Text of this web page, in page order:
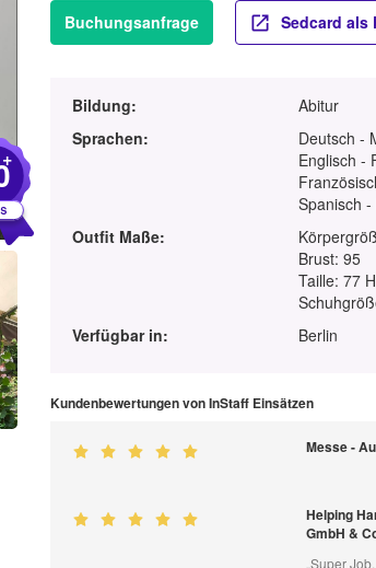
+
Buchungsanfrage Sedcard als
Bildung:
Abitur
Sprachen:
Deutsch -
Englisch -
Spanisch
Outfit Maße:
Brust: 95
Taille: 77
Verfügbar in:
Berlin
Kundenbewertungen von InStaff Einsätzen
Messe -
Helping
GmbH &
„Super